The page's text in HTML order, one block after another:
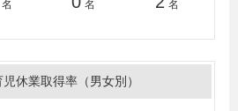
名 名 名
休業取得率（男女別）